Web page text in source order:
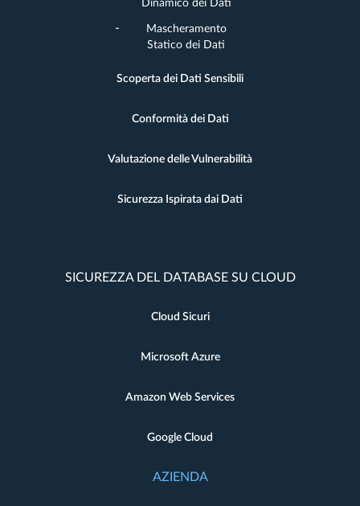
Dinamico dei Dati
Mascheramento
Statico dei Dati
Scoperta dei Dati Sensibili
Conformità dei Dati
Valutazione delle Vulnerabilità
Sicurezza Ispirata dai Dati
SICUREZZA DEL DATABASE SU CLOUD
Cloud Sicuri
Microsoft Azure
Amazon Web Services
Google Cloud
AZIENDA